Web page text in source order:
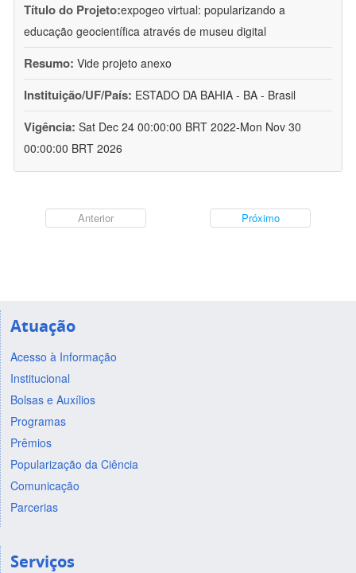
Título do Projeto:expogeo virtual: popularizando a
educação geocientífica através de museu digital
Resumo: Vide projeto anexo
Instituição/UF/País: ESTADO DA BAHIA - BA - Brasil
Vigência: Sat Dec 24 00:00:00 BRT 2022-Mon Nov 30
00:00:00 BRT 2026
Anterior Próximo
Atuação
Acesso à Informação
Institucional
Bolsas e Auxílios
Programas
Prêmios
Popularização da Ciência
Comunicação
Parcerias
Serviços